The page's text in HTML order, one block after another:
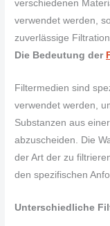
verschiedenen
verwendet werden,
zuverlässige
Die Bedeutung der
Filtermedien sind
verwendet werden,
Substanzen aus
abzuscheiden. Die
der Art der zu
den spezifischen
Unterschiedliche